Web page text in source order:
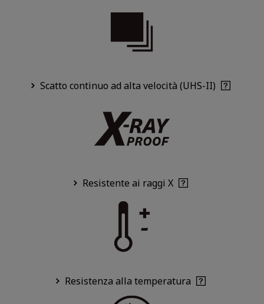
Scatto continuo ad alta velocità (UHS-II)
Resistente ai raggi X
Resistenza alla temperatura